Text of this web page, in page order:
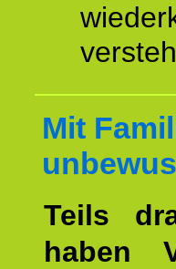
Mit
Teils
haben